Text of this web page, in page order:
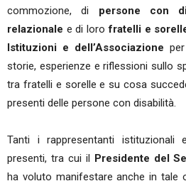
commozione, di persone con
relazionale e di lorofratelli e
Istituzioni e dell’Associazione
storie, esperienze e riflessioni sullo
tra fratelli e sorelle e su cosa
presenti delle persone con disabilità.
Tanti i rappresentanti istituzionali
presenti, tra cui il Presidente del
ha voluto manifestare anche in tale